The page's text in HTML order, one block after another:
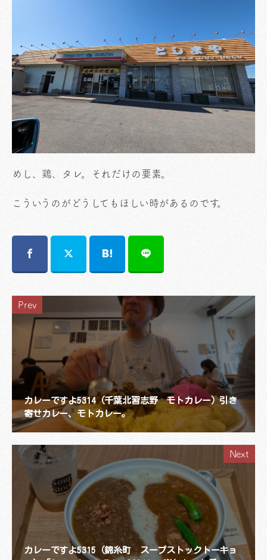
めし、鶏、タレ。それだけの要素。
こういうのがどうしてもほしい時があるのです。
Prev
カレーですよ5314（千葉北習志野 モトカレー）引き
寄せカレー、モトカレー。
Next
カレーですよ5315（錦糸町 スープストックトーキョ